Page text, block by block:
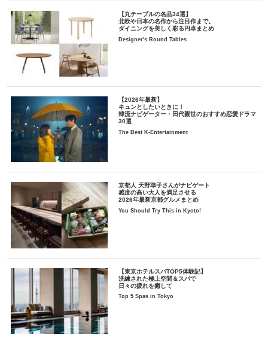
【丸テーブルの名品34選】
北欧や日本の名作から注目作まで。
ダイニングを美しく彩る円卓まとめ
Designer's Round Tables
【2026年最新】
キュンとしたいときに！
韓流ナビゲーター・田代親世のおすすめ恋愛ドラマ
30選
The Best K-Entertainment
京都人 天野準子さんがナビゲート
感度の高い大人を満足させる
2026年最新京都グルメまとめ
You Should Try This in Kyoto!
【東京ホテルスパTOP5体験記】
洗練された極上空間＆スパで
日々の疲れを癒して
Top 5 Spas in Tokyo